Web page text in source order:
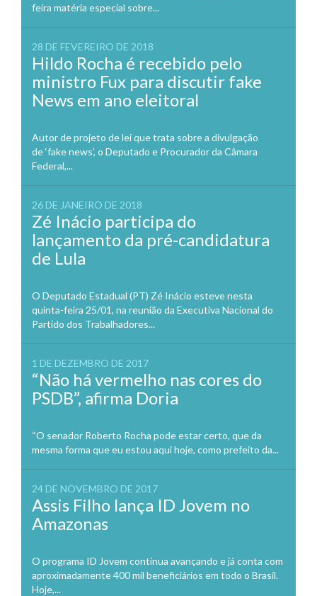
feira matéria especial sobre...
28 DE FEVEREIRO DE 2018
Hildo Rocha é recebido pelo
ministro Fux para discutir fake
News em ano eleitoral
Autor de projeto de lei que trata sobre a divulgação
de ‘fake news’, o Deputado e Procurador da Câmara
Federal,...
26 DE JANEIRO DE 2018
Zé Inácio participa do
lançamento da pré-candidatura
de Lula
O Deputado Estadual (PT) Zé Inácio esteve nesta
quinta-feira 25/01, na reunião da Executiva Nacional do
Partido dos Trabalhadores...
1 DE DEZEMBRO DE 2017
“Não há vermelho nas cores do
PSDB”, afirma Doria
“O senador Roberto Rocha pode estar certo, que da
mesma forma que eu estou aqui hoje, como prefeito da...
24 DE NOVEMBRO DE 2017
Assis Filho lança ID Jovem no
Amazonas
O programa ID Jovem continua avançando e já conta com
aproximadamente 400 mil beneficiários em todo o Brasil.
Hoje,...